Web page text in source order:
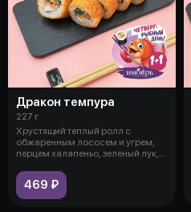
Дракон темпура
227 г
Хрустящий теплый ролл с
обжаренным лососем и угрем,
перцем халапеньо, зеленый лук,
469 ₽